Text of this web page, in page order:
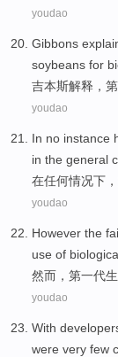
youdao
Gibbons
soybeans for
吉本斯解释 ，
youdao
In no instance
in the general
在任何情况下 ，
youdao
However the
use of
然而 ， 第一代
youdao
With
were very few